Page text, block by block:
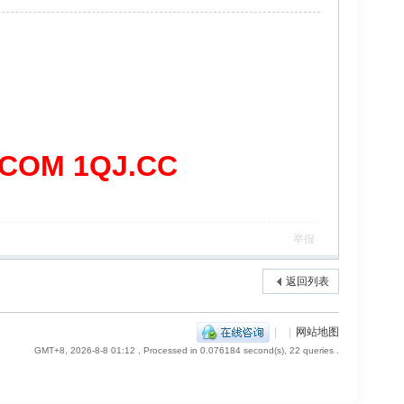
1QJ.CC
举报
返回列表
| | 网站地图
GMT+8, 2026-8-8 01:12 , Processed in 0.076184 second(s), 22 queries .